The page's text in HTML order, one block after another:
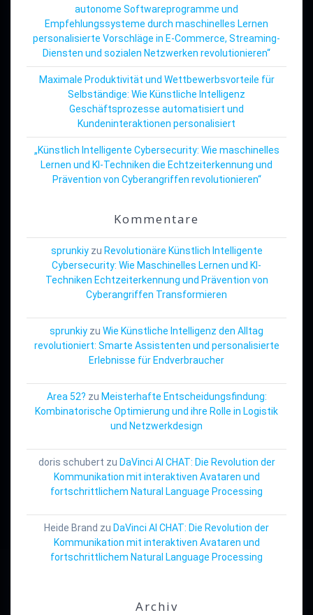
autonome Softwareprogramme und
Empfehlungssysteme durch maschinelles Lernen
personalisierte Vorschläge in E-Commerce, Streaming-
Diensten und sozialen Netzwerken revolutionieren“
Maximale Produktivität und Wettbewerbsvorteile für
Selbständige: Wie Künstliche Intelligenz
Geschäftsprozesse automatisiert und
Kundeninteraktionen personalisiert
„Künstlich Intelligente Cybersecurity: Wie maschinelles
Lernen und KI-Techniken die Echtzeiterkennung und
Prävention von Cyberangriffen revolutionieren“
Kommentare
sprunkiyzu Revolutionäre Künstlich Intelligente
Cybersecurity: Wie Maschinelles Lernen und KI-
Techniken Echtzeiterkennung und Prävention von
Cyberangriffen Transformieren
sprunkiy zu Wie Künstliche Intelligenz den Alltag
revolutioniert: Smarte Assistenten und personalisierte
Erlebnisse für Endverbraucher
Area 52? zu Meisterhafte Entscheidungsfindung:
Kombinatorische Optimierung und ihre Rolle in Logistik
und Netzwerkdesign
doris schubert zu DaVinci AI CHAT: Die Revolution der
Kommunikation mit interaktiven Avataren und
fortschrittlichem Natural Language Processing
Heide Brand zu DaVinci AI CHAT: Die Revolution der
Kommunikation mit interaktiven Avataren und
fortschrittlichem Natural Language Processing
Archiv